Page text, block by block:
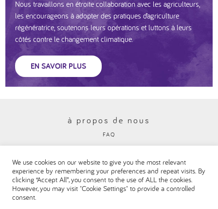
Nous travaillons en étroite collaboration avec les agriculteurs,
les encourageons à adopter des pratiques d’agriculture
régénératrice, soutenons leurs opérations et luttons à leurs
côtés contre le changement climatique.
EN SAVOIR PLUS
à propos de nous
FAQ
Visitez notre site institutionnel Danone
We use cookies on our website to give you the most relevant
experience by remembering your preferences and repeat visits. By
clicking “Accept All”, you consent to the use of ALL the cookies.
However, you may visit "Cookie Settings" to provide a controlled
consent.